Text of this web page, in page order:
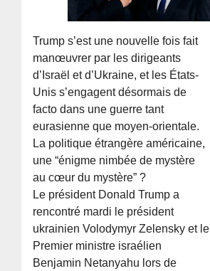
Trump s’est une nouvelle fois fait
manœuvrer par les dirigeants
d’Israël et d’Ukraine, et les États-
Unis s’engagent désormais de
facto dans une guerre tant
eurasienne que moyen-orientale.
La politique étrangère américaine,
une “énigme nimbée de mystère
au cœur du mystère” ?
Le président Donald Trump a
rencontré mardi le président
ukrainien Volodymyr Zelensky et le
Premier ministre israélien
Benjamin Netanyahu lors de